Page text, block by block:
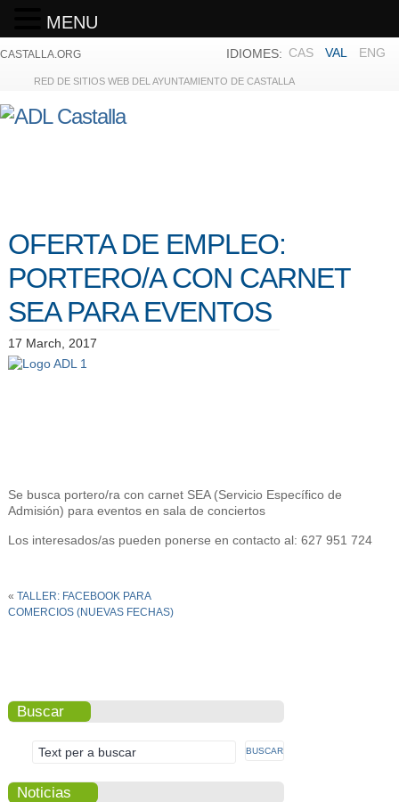
CASTALLA.ORG
RED DE SITIOS WEB DEL AYUNTAMIENTO DE CASTALLA
IDIOMES: CAS VAL ENG
OFERTA DE EMPLEO:
PORTERO/A CON CARNET
SEA PARA EVENTOS
17 March, 2017
Se busca portero/ra con carnet SEA (Servicio Específico de
Admisión) para eventos en sala de conciertos
Los interesados/as pueden ponerse en contacto al: 627 951 724
« TALLER: FACEBOOK PARA
COMERCIOS (NUEVAS FECHAS)
Buscar
Noticias
MENU